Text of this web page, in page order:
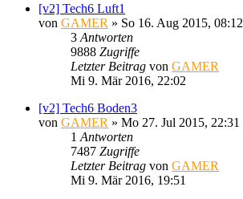
[v2] Tech6 Luft1
von GAMER » So 16. Aug 2015, 08:12
3 Antworten
9888 Zugriffe
Letzter Beitrag von GAMER
Mi 9. Mär 2016, 22:02
[v2] Tech6 Boden3
von GAMER » Mo 27. Jul 2015, 22:31
1 Antworten
7487 Zugriffe
Letzter Beitrag von GAMER
Mi 9. Mär 2016, 19:51